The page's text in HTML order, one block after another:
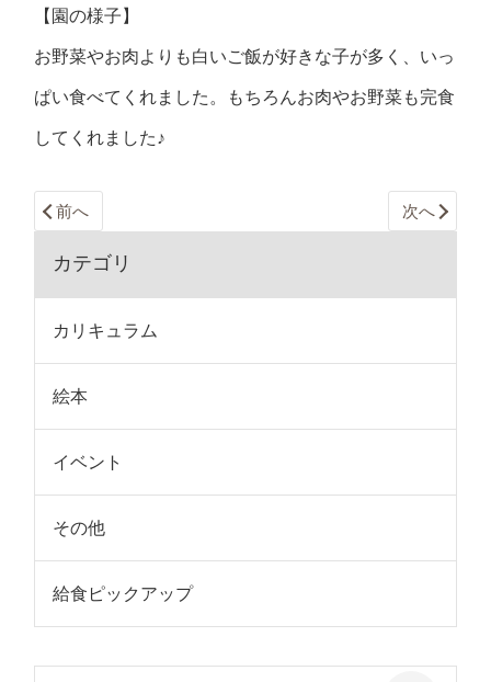
【園の様子】
お野菜やお肉よりも白いご飯が好きな子が多く、いっ
ぱい食べてくれました。もちろんお肉やお野菜も完食
してくれました♪
前へ 次へ
カテゴリ
カリキュラム
絵本
イベント
その他
給食ピックアップ